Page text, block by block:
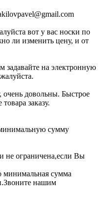
вот у вас носки по
ли изменить цену, и от
задавайте на электронную
довольны. Быстрое
заказу.
сумму
не ограничена,если Вы
минимальная сумма
нашим